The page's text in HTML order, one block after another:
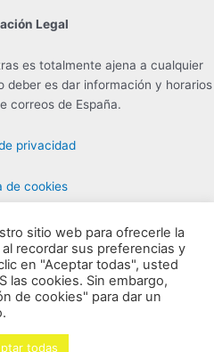
Legal
es totalmente ajena a cualquier
deber es dar información y horarios
correos de España.
privacidad
de cookies
info@horarioscorreos.com
Oficinas de Correos | Creada por
sitio web para ofrecerle la
recordar sus preferencias y
en "Aceptar todas", usted
las cookies. Sin embargo,
de cookies" para dar un
todas